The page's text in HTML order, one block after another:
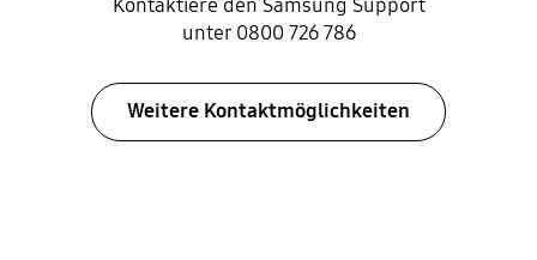
Kontaktiere den Samsung Support
unter 0800 726 786
Weitere Kontaktmöglichkeiten